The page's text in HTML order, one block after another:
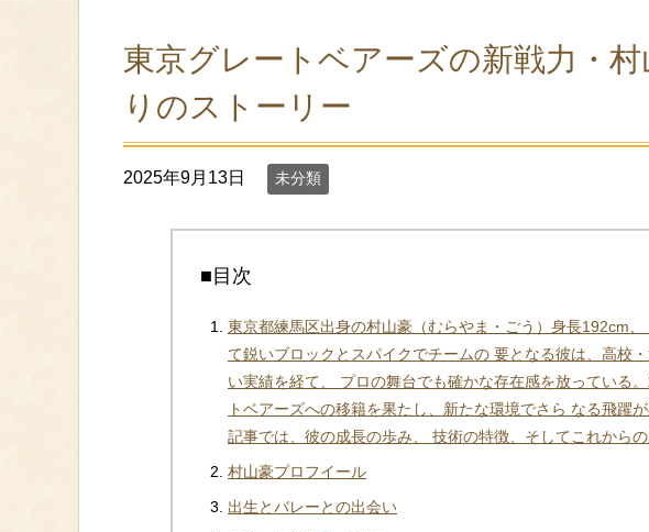
東京グレートベアーズの新戦力・
りのストーリー
2025年9月13日 未分類
■目次
東京都練馬区出身の村山豪（むらやま・ごう）身長192cm
て鋭いブロックとスパイクでチームの 要となる彼は、高校
い実績を経て、 プロの舞台でも確かな存在感を放っている
トベアーズへの移籍を果たし、新たな環境でさら なる飛躍
記事では、彼の成長の歩み、 技術の特徴、そしてこれからの
村山豪プロフイール
出生とバレーとの出会い